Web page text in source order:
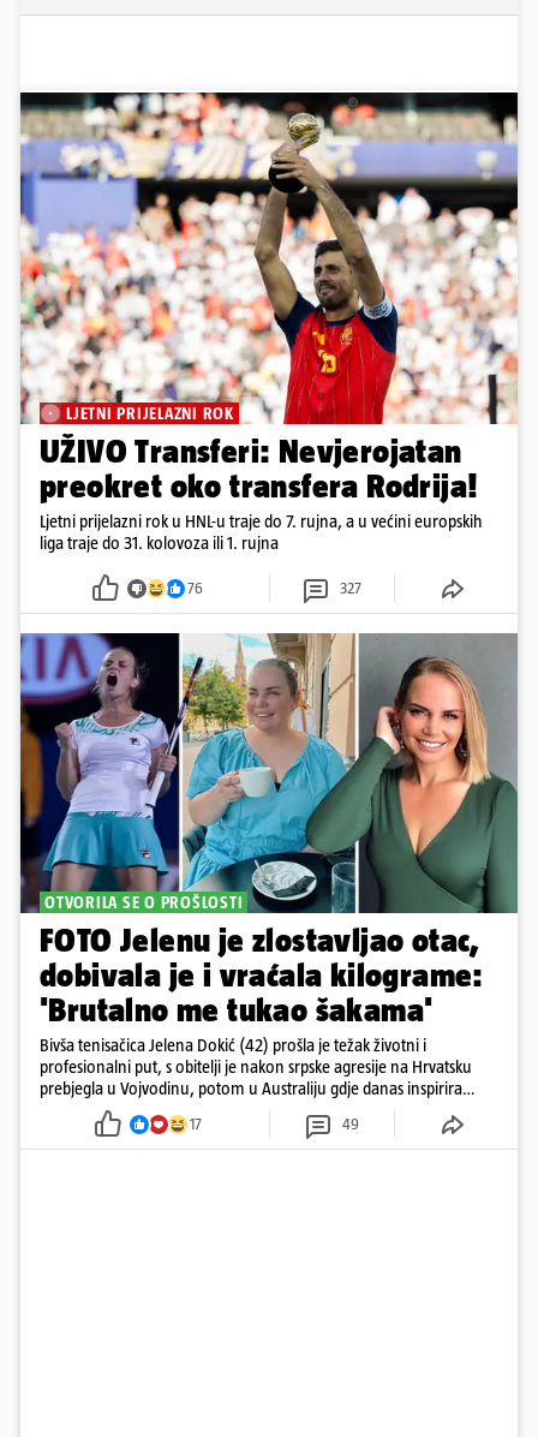
LJETNI PRIJELAZNI ROK
UŽIVO Transferi: Nevjerojatan
preokret oko transfera Rodrija!
Ljetni prijelazni rok u HNL-u traje do 7. rujna, a u većini europskih
liga traje do 31. kolovoza ili 1. rujna
76 327
OTVORILA SE O PROŠLOSTI
FOTO Jelenu je zlostavljao otac,
dobivala je i vraćala kilograme:
'Brutalno me tukao šakama'
Bivša tenisačica Jelena Dokić (42) prošla je težak životni i
profesionalni put, s obitelji je nakon srpske agresije na Hrvatsku
prebjegla u Vojvodinu, potom u Australiju gdje danas inspirira
17 49